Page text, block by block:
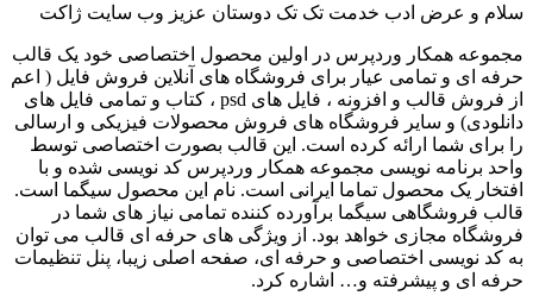
سلام و عرض ادب خدمت تک تک دوستان عزیز وب سایت ژاکت
مجموعه همکار وردپرس در اولین محصول اختصاصی خود یک قالب
حرفه ای و تمامی عیار برای فروشگاه های آنلاین فروش فایل ( اعم
از فروش قالب و افزونه ، فایل های psd ، کتاب و تمامی فایل های
دانلودی) و سایر فروشگاه های فروش محصولات فیزیکی و ارسالی
را برای شما ارائه کرده است. این قالب بصورت اختصاصی توسط
واحد برنامه نویسی مجموعه همکار وردپرس کد نویسی شده و با
افتخار یک محصول تماما ایرانی است. نام این محصول سیگما است.
قالب فروشگاهی سیگما برآورده کننده تمامی نیاز های شما در
فروشگاه مجازی خواهد بود. از ویژگی های حرفه ای قالب می توان
به کد نویسی اختصاصی و حرفه ای، صفحه اصلی زیبا، پنل تنظیمات
حرفه ای و پیشرفته و… اشاره کرد.